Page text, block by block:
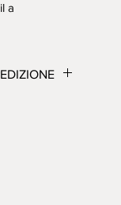
a